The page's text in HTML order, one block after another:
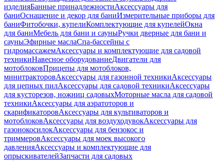
изделияБанные принадлежностиАксессуары для
баниОснащение и декор для баниИзмерительные приборы для
баниФитобочки, купелиКомплектующие для купелейОкна
для баниМебель для бани и сауныРучки дверные для бани и
сауныЭфирные маслаСпа-бассейны с
гидромассажемАксессуары и комплектующие для садовой
техникиНавесное оборудованиеДвигатели для
мотоблоковПрицепы для мотоблоков,
минитракторовАксессуары для газонной техникиАксессуары
для цепных пилАксессуары для садовой техникиАксессуары
для кусторезов, ножниц садовыхМоторные масла для садовой
техникиАксессуары для аэратоторов и
скарификаторовАксессуары для культиваторов и
мотоблоковАксессуары для воздуходувокАксессуары для
газонокосилокАксессуары для бензокос и
триммеровАксессуары для моек высокого
давленияАксессуары и комплектующие для
опрыскивателейЗапчасти для садовых